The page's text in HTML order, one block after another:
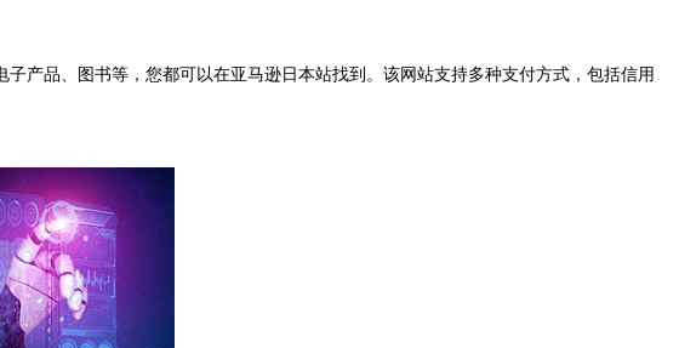
产品、图书等，您都可以在亚马逊日本站找到。该网站支持多种支付方式，包括信用